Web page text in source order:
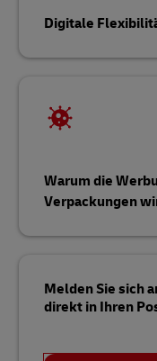
Digitale
Warum die
Verpackungen
Melden Sie sich
direkt in Ihren